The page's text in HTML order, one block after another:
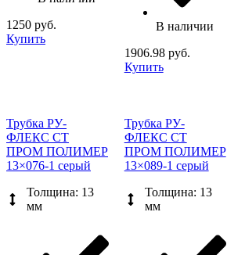
1250 руб.
Купить
В наличии
1906.98 руб.
Купить
Трубка РУ-
ФЛЕКС СТ
ПРОМ ПОЛИМЕР
13×076-1 серый
Толщина: 13
мм
Трубка РУ-
ФЛЕКС СТ
ПРОМ ПОЛИМЕР
13×089-1 серый
Толщина: 13
мм